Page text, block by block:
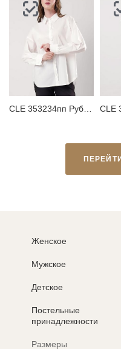
Женское
Мужское
Детское
Постельные
принадлежности
Размеры